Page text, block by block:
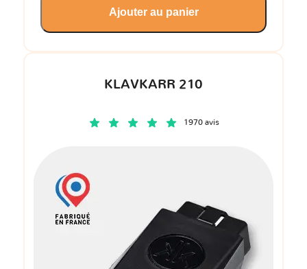
KLAVKARR 210
1970 avis
Ajouter au panier